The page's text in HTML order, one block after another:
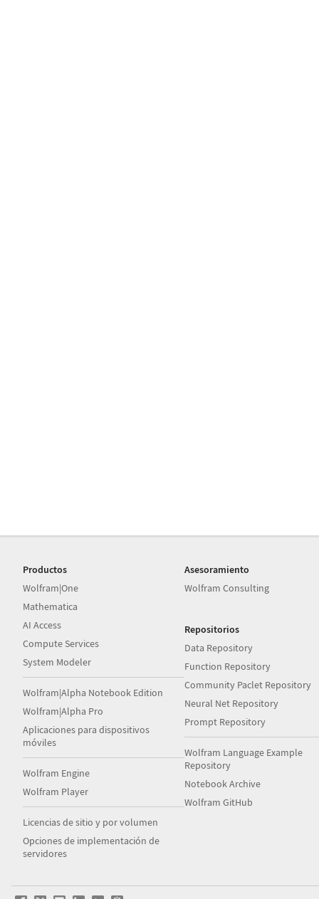
Productos
Wolfram|One
Mathematica
AI Access
Compute Services
System Modeler
Wolfram|Alpha Notebook Edition
Wolfram|Alpha Pro
Aplicaciones para dispositivos
móviles
Wolfram Engine
Wolfram Player
Licencias de sitio y por volumen
Opciones de implementación de
servidores
Asesoramiento
Wolfram Consulting
Repositorios
Data Repository
Function Repository
Community Paclet Repository
Neural Net Repository
Prompt Repository
Wolfram Language Example
Repository
Notebook Archive
Wolfram GitHub